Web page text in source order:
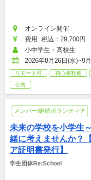
オンライン開催
費用: 税込：29,700円
小中学生・高校生
2026年8月26日(水)~9
リモート可 初心者歓迎
公害
メンバー/継続ボランティア
未来の学校を小学生
緒に考えませんか？
ア証明書発行】
学生団体Re:School